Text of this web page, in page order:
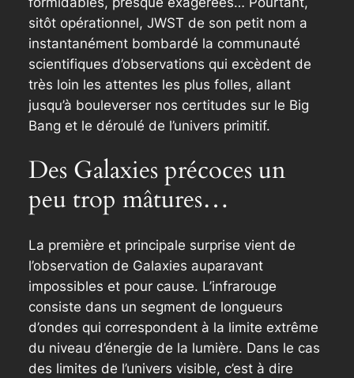
sitôt opérationnel, JWST de son petit nom a
instantanément bombardé la communauté
scientifiques d’observations qui excèdent de
très loin les attentes les plus folles, allant
jusqu’à bouleverser nos certitudes sur le Big
Bang et le déroulé de l’univers primitif.
Des Galaxies précoces un
peu trop mâtures…
La première et principale surprise vient de
l’observation de Galaxies auparavant
impossibles et pour cause. L’infrarouge
consiste dans un segment de longueurs
d’ondes qui correspondent à la limite extrême
du niveau d’énergie de la lumière. Dans le cas
des limites de l’univers visible, c’est à dire